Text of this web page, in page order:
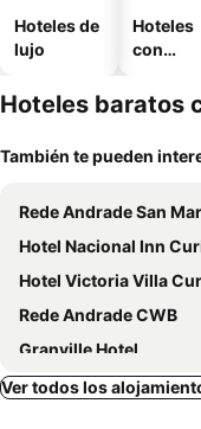
Hoteles de
lujo
Hoteles
con
Hoteles baratos
También te pueden
Rede Andrade San
Hotel Nacional Inn Curitiba Estação
Hotel Victoria Villa Curitiba By
Rede Andrade CWB
Granville Hotel
hotel elo inn
Ver todos los